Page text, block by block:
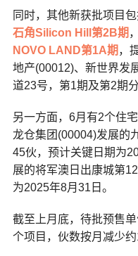
同时，其他新获批项目
石角Silicon Hill第2B期
NOVO LAND第1A期 ，
地产(00012)、新世界发
道23号，第1期及第2期
另一方面，6月有2个住
龙仓集团(00004)发展的
45伙，预计关键日期为
展的将军澳日出康城第
为2025年8月31日。
截至上月底，待批预售
个项目，伙数按月减少约